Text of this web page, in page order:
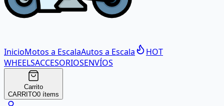
InicioMotos a EscalaAutos a Escala
HOT
WHEELSACCESORIOSENVÍOS
Carrito
CARRITO0 ítems